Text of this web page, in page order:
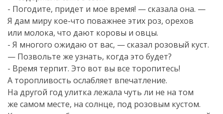
- Погодите, придет и мое время! — сказала она. —
Я дам миру кое-что поважнее этих роз, орехов
или молока, что дают коровы и овцы.
- Я многого ожидаю от вас, — сказал розовый куст.
— Позвольте же узнать, когда это будет?
- Время терпит. Это вот вы все торопитесь!
А торопливость ослабляет впечатление.
На другой год улитка лежала чуть ли не на том
же самом месте, на солнце, под розовым кустом.